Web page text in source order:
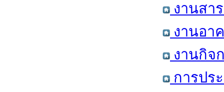
งานสา
งานอา
งานกิจ
การปร